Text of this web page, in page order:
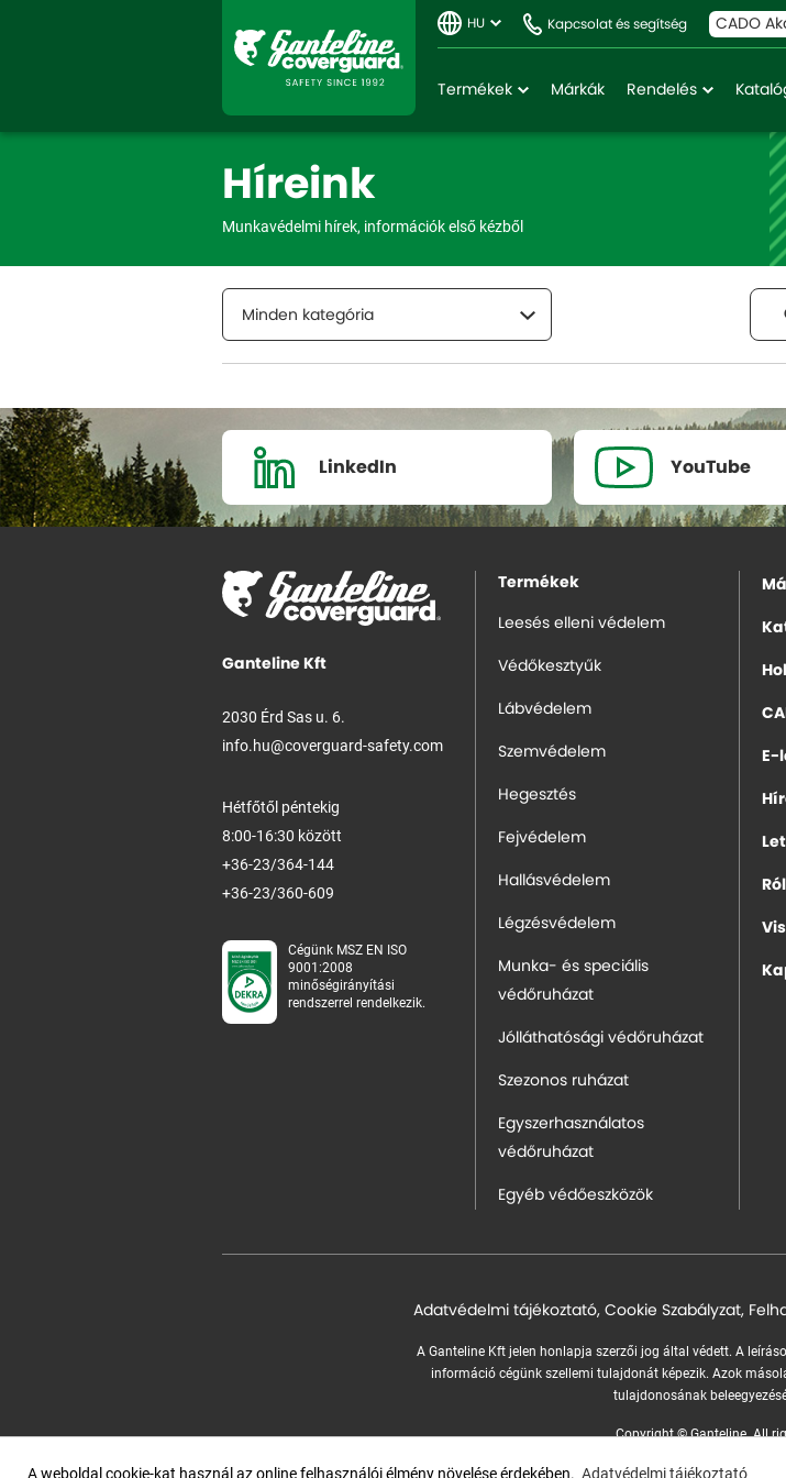
A weboldal cookie-kat használ az online felhasználói élmény növelése érdekében. Adatvédelmi tájékoztató
HU Kapcsolat és segítség CADO
Termékek Márkák Rendelés
Híreink
Munkavédelmi hírek, információk első kézből
Minden kategória
LinkedIn YouTube
Ganteline Kft
2030 Érd Sas u. 6.
info.hu@coverguard-safety.com
Hétfőtől péntekig
8:00-16:30 között
+36-23/364-144
+36-23/360-609
Cégünk MSZ EN ISO
9001:2008
minőségirányítási
rendszerrel rendelkezik.
Termékek
Leesés elleni védelem
Védőkesztyűk
Lábvédelem
Szemvédelem
Hegesztés
Fejvédelem
Hallásvédelem
Légzésvédelem
Munka- és speciális
védőruházat
Jólláthatósági védőruházat
Szezonos ruházat
Egyszerhasználatos
védőruházat
Egyéb védőeszközök
E-
Adatvédelmi tájékoztató, Cookie Szabályzat,
A Ganteline Kft jelen honlapja szerzői jog által védett. A
információ cégünk szellemi tulajdonát képezik. Azok
tulajdonosának
Copyright © Ganteline. All